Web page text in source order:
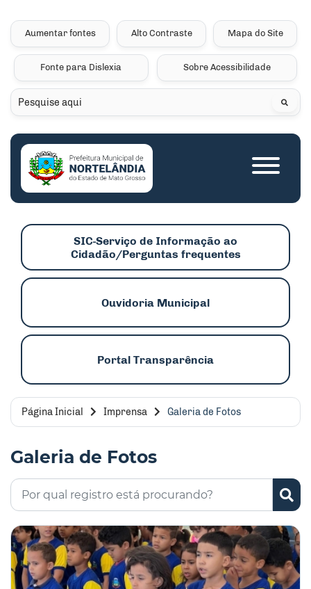
Seção de atalhos e
Ir para o menu [alt+2]
Ir para a busca [alt+3]
Ir para o rodapé [alt+4]
Aumentar fontes Alto Contraste Mapa do Site
Fonte para Dislexia Sobre Acessibilidade
Pesquisar
SIC-Serviço de Informação ao
Cidadão/Perguntas frequentes
Ouvidoria Municipal
Portal Transparência
Seção do menu
Página Inicial Imprensa Galeria de Fotos
Galeria de Fotos